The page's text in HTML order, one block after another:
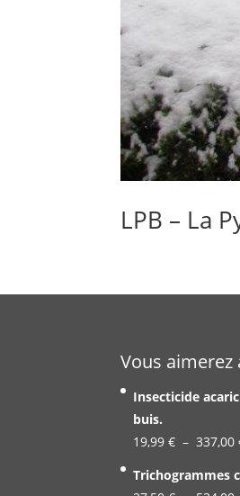
LPB – La
Vous aimerez
Insecticide
buis.
19,99€ – 337,00
Trichogrammes